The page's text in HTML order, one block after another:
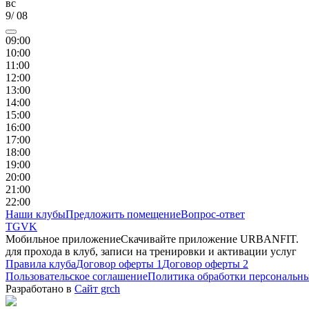
вс
9/08
09:00
10:00
11:00
12:00
13:00
14:00
15:00
16:00
17:00
18:00
19:00
20:00
21:00
22:00
Наши клубыПредложить помещениеВопрос-ответ
TGVK
Мобильное приложениеСкачивайте приложение URBANFIT.
для прохода в клуб, записи на тренировки и активации услуг
Правила клубаДоговор оферты 1Договор оферты 2
Пользовательское соглашениеПолитика обработки
Разработано в Сайт grch